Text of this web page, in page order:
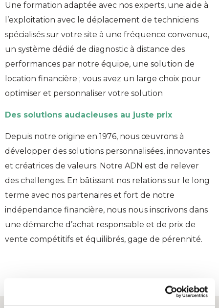
Une formation adaptée avec nos experts, une aide à
l’exploitation avec le déplacement de techniciens
spécialisés sur votre site à une fréquence convenue,
un système dédié de diagnostic à distance des
performances par notre équipe, une solution de
location financière ; vous avez un large choix pour
optimiser et personnaliser votre solution
Des solutions audacieuses au juste prix
Depuis notre origine en 1976, nous œuvrons à
développer des solutions personnalisées, innovantes
et créatrices de valeurs. Notre ADN est de relever
des challenges. En bâtissant nos relations sur le long
terme avec nos partenaires et fort de notre
indépendance financière, nous nous inscrivons dans
une démarche d’achat responsable et de prix de
vente compétitifs et équilibrés, gage de pérennité.